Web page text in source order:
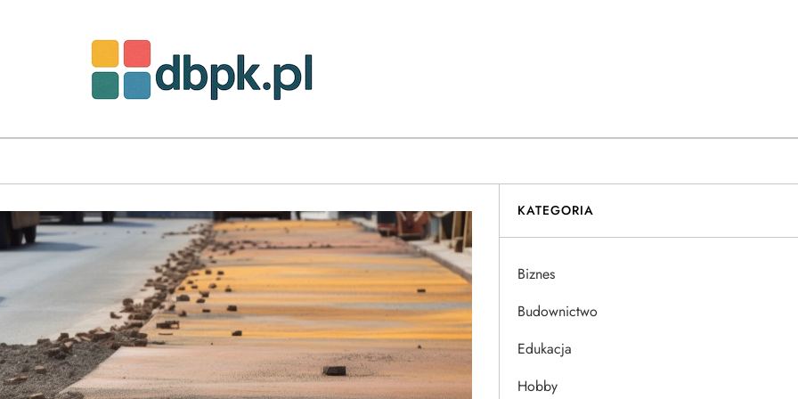
KATEGORIA
Biznes
Budownictwo
Edukacja
Hobby